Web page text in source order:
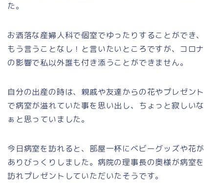
た。
お洒落な産婦人科で個室でゆったりすることができ、
もう言うことなし！と言いたいところですが、コロナ
の影響で私以外誰も付き添うことができません。
自分の出産の時は、親戚や友達からの花やプレゼント
で病室が溢れていた事を思い出し、ちょっと寂しいな
ぁと思っていました。
今日病室を訪れると、部屋一杯にベビーグッズや花が
ありびっくりしました。病院の理事長の奥様が病室を
訪れプレゼントしていただいたそうです。